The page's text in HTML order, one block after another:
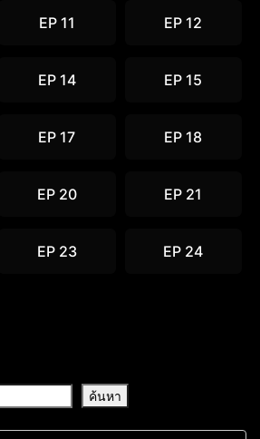
EP 11 EP 12
EP 14 EP 15
EP 17 EP 18
EP 20 EP 21
EP 23 EP 24
ค้นหา